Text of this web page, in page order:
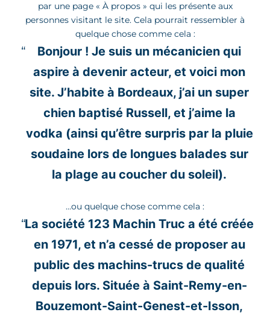
par une page « À propos » qui les présente aux
personnes visitant le site. Cela pourrait ressembler à
quelque chose comme cela :
Bonjour ! Je suis un mécanicien qui
aspire à devenir acteur, et voici mon
site. J’habite à Bordeaux, j’ai un super
chien baptisé Russell, et j’aime la
vodka (ainsi qu’être surpris par la pluie
soudaine lors de longues balades sur
la plage au coucher du soleil).
…ou quelque chose comme cela :
La société 123 Machin Truc a été créée
en 1971, et n’a cessé de proposer au
public des machins-trucs de qualité
depuis lors. Située à Saint-Remy-en-
Bouzemont-Saint-Genest-et-Isson,